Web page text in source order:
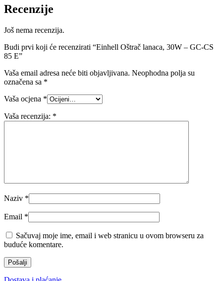
Recenzije
Još nema recenzija.
Budi prvi koji će recenzirati “Einhell Oštrač lanaca, 30W – GC-CS
85 E”
Vaša email adresa neće biti objavljivana. Neophodna polja su
označena sa *
Vaša ocjena *
Vaša recenzija: *
Naziv *
Email *
Sačuvaj moje ime, email i web stranicu u ovom browseru za
buduće komentare.